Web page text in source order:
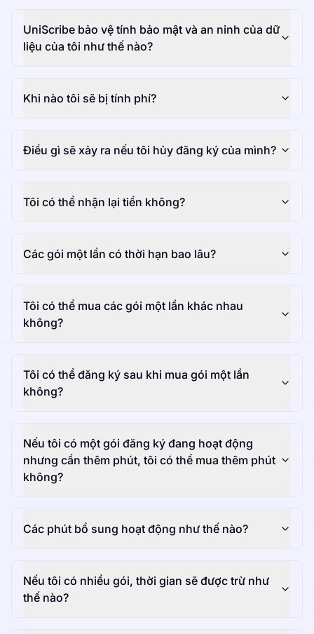
UniScribe bảo vệ tính bảo mật và an ninh của dữ
liệu của tôi như thế nào?
Khi nào tôi sẽ bị tính phí?
Điều gì sẽ xảy ra nếu tôi hủy đăng ký của mình?
Tôi có thể nhận lại tiền không?
Các gói một lần có thời hạn bao lâu?
Tôi có thể mua các gói một lần khác nhau
không?
Tôi có thể đăng ký sau khi mua gói một lần
không?
Nếu tôi có một gói đăng ký đang hoạt động
nhưng cần thêm phút, tôi có thể mua thêm phút
không?
Các phút bổ sung hoạt động như thế nào?
Nếu tôi có nhiều gói, thời gian sẽ được trừ như
thế nào?